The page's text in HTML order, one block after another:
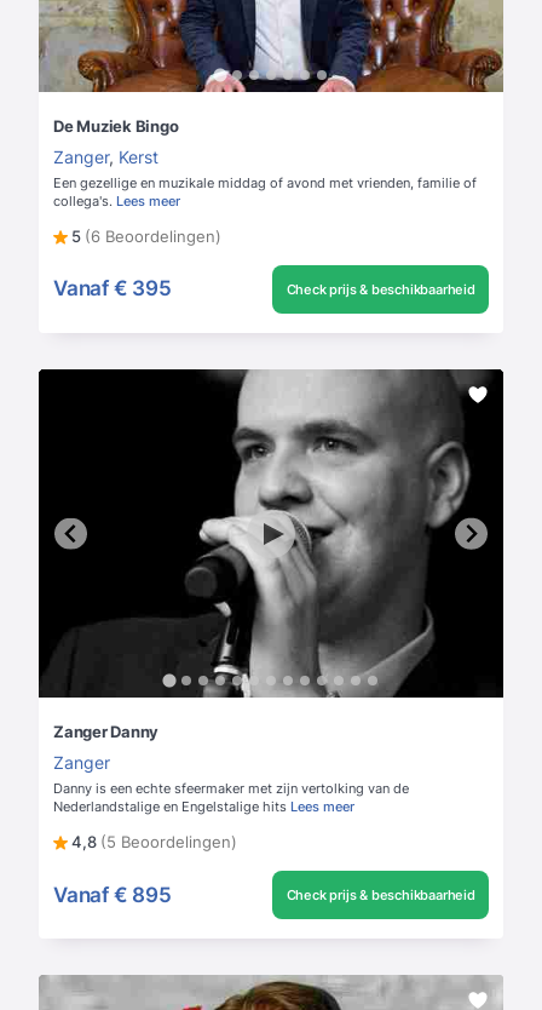
De Muziek Bingo
Zanger, Kerst
Een gezellige en muzikale middag of avond met vrienden, familie of
collega's. Lees meer
5 (6 Beoordelingen)
Vanaf € 395 Check prijs & beschikbaarheid
Zanger Danny
Zanger
Danny is een echte sfeermaker met zijn vertolking van de
Nederlandstalige en Engelstalige hits Lees meer
4,8 (5 Beoordelingen)
Vanaf € 895 Check prijs & beschikbaarheid